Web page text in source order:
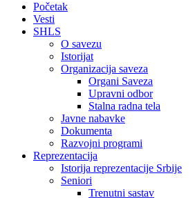
Početak
Vesti
SHLS
O savezu
Istorijat
Organizacija saveza
Organi Saveza
Upravni odbor
Stalna radna tela
Javne nabavke
Dokumenta
Razvojni programi
Reprezentacija
Istorija reprezentacije Srbije
Seniori
Trenutni sastav